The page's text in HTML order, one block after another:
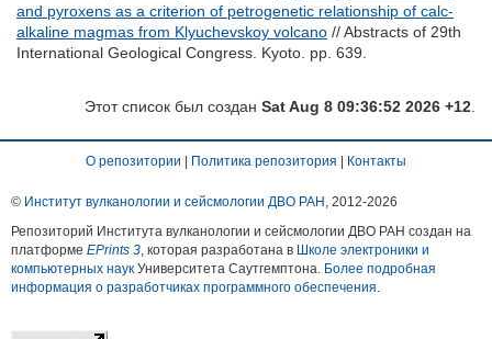
and pyroxens as a criterion of petrogenetic relationship of calc-
alkaline magmas from Klyuchevskoy volcano // Abstracts of 29th
International Geological Congress. Kyoto. pp. 639.
Этот список был создан Sat Aug 8 09:36:52 2026 +12
О репозитории Политика репозитория Контакты
© Институт вулканологии и сейсмологии ДВО РАН , 2012-2026
Репозиторий Института вулканологии и сейсмологии ДВО РАН создан на
платформе EPrints 3, которая разработана в Школе электроники и
компьютерных наук Университета Саутгемптона. Более подробная
информация о разработчиках программного обеспечения.